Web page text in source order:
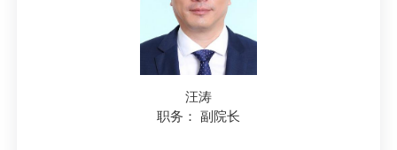
汪涛
职务： 副院长